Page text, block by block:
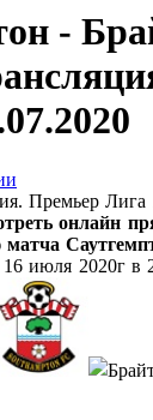
-
Премьер Лига
онлайн
матча
16 июля 2020г в